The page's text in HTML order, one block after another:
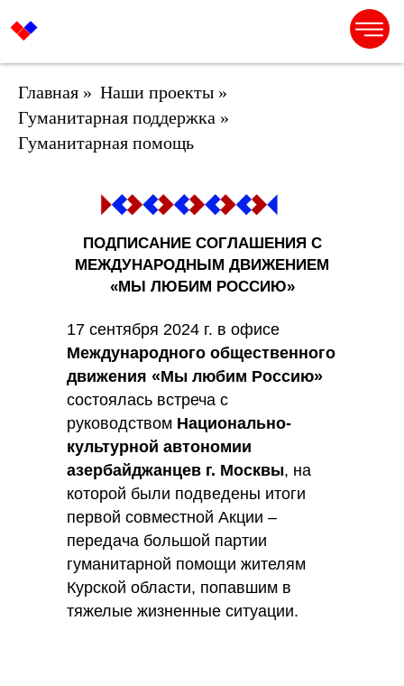
Главная » Наши проекты »
Гуманитарная поддержка »
Гуманитарная помощь
ПОДПИСАНИЕ СОГЛАШЕНИЯ С
МЕЖДУНАРОДНЫМ ДВИЖЕНИЕМ
«МЫ ЛЮБИМ РОССИЮ»
17 сентября 2024 г. в офисе
Международного общественного
движения «Мы любим Россию»
состоялась встреча с
руководством Национально-
культурной автономии
азербайджанцев г. Москвы, на
которой были подведены итоги
первой совместной Акции –
передача большой партии
гуманитарной помощи жителям
Курской области, попавшим в
тяжелые жизненные ситуации.